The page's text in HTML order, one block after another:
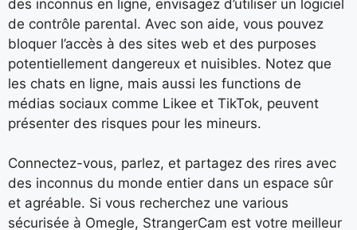
des inconnus en ligne, envisagez d’utiliser un logiciel
de contrôle parental. Avec son aide, vous pouvez
bloquer l’accès à des sites web et des purposes
potentiellement dangereux et nuisibles. Notez que
les chats en ligne, mais aussi les functions de
médias sociaux comme Likee et TikTok, peuvent
présenter des risques pour les mineurs.
Connectez-vous, parlez, et partagez des rires avec
des inconnus du monde entier dans un espace sûr
et agréable. Si vous recherchez une various
sécurisée à Omegle, StrangerCam est votre meilleur